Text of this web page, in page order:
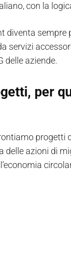
con la
diventa sempre
servizi
delle aziende.
per
progetti
delle azioni di